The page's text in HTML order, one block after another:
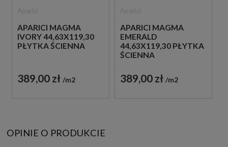
APARICI MAGMA
IVORY 44,63X119,30
PŁYTKA ŚCIENNA
389,00 zł m2
APARICI MAGMA
EMERALD
44,63X119,30 PŁYTKA
ŚCIENNA
389,00 zł m2
OPINIE O PRODUKCIE